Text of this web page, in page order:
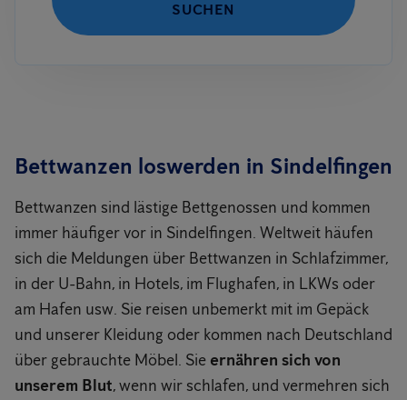
SUCHEN
Bettwanzen loswerden in Sindelfingen
Bettwanzen sind lästige Bettgenossen und kommen
immer häufiger vor in Sindelfingen. Weltweit häufen
sich die Meldungen über Bettwanzen in Schlafzimmer,
in der U-Bahn, in Hotels, im Flughafen, in LKWs oder
am Hafen usw. Sie reisen unbemerkt mit im Gepäck
und unserer Kleidung oder kommen nach Deutschland
über gebrauchte Möbel. Sie ernähren sich von
unserem Blut, wenn wir schlafen, und vermehren sich